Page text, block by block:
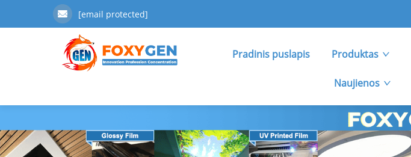
[email protected]
Pradinis puslapis Produktas
Naujienos